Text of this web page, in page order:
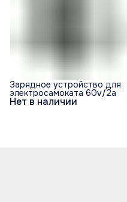
Нет в наличии
Зарядное устройство для
электросамоката 60v/2a